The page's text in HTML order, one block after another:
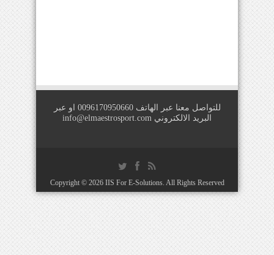
للتواصل معنا عبر الهاتف 0096170950660 او عبر
البريد الالكتروني info@elmaestrosport.com
Copyright © 2026 IIS For E-Solutions. All Rights Reserved